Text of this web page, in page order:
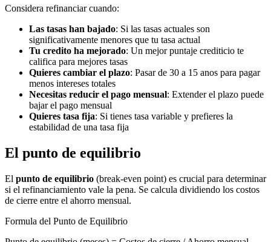
Considera refinanciar cuando:
Las tasas han bajado: Si las tasas actuales son
significativamente menores que tu tasa actual
Tu credito ha mejorado: Un mejor puntaje crediticio te
califica para mejores tasas
Quieres cambiar el plazo: Pasar de 30 a 15 anos para pagar
menos intereses totales
Necesitas reducir el pago mensual: Extender el plazo puede
bajar el pago mensual
Quieres tasa fija: Si tienes tasa variable y prefieres la
estabilidad de una tasa fija
El punto de equilibrio
El punto de equilibrio (break-even point) es crucial para determinar
si el refinanciamiento vale la pena. Se calcula dividiendo los costos
de cierre entre el ahorro mensual.
Formula del Punto de Equilibrio